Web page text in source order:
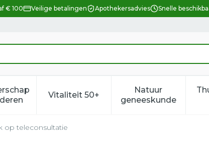
€ 100 Veilige betalingen Apothekersadvies Snelle
en hygiëne categorie
Dieet, voeding en vitamines categorie
submenu voor Zwangerschap en kinderen
Vitaliteit 50+Toon submenu voor Vitaliteit 50+
Natuur
geneeskunde
Toon
op teleconsultatie